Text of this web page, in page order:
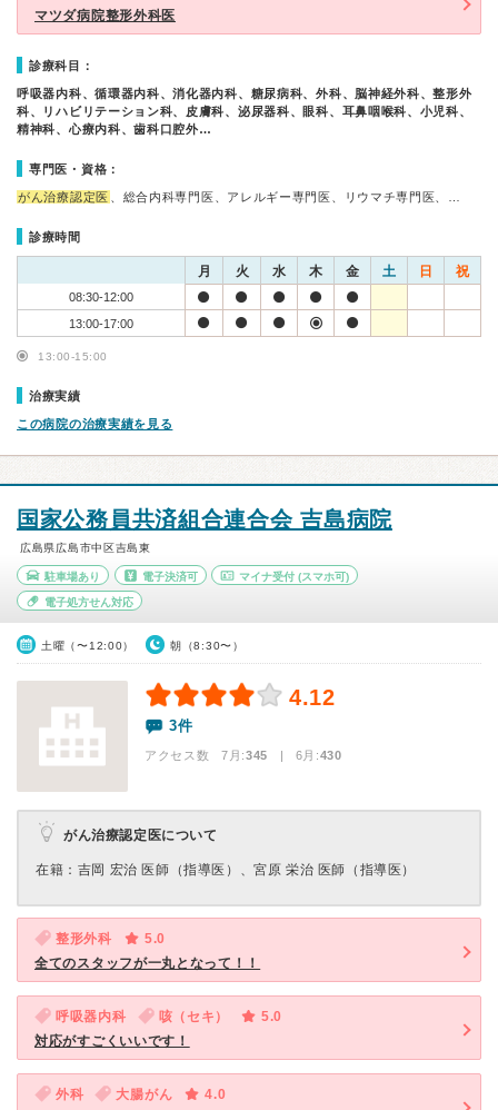
マツダ病院整形外科医
診療科目：
呼吸器内科、循環器内科、消化器内科、糖尿病科、外科、脳神経外科、整形外
科、リハビリテーション科、皮膚科、泌尿器科、眼科、耳鼻咽喉科、小児科、
精神科、心療内科、歯科口腔外…
専門医・資格：
がん治療認定医 、総合内科専門医、アレルギー専門医、リウマチ専門医、…
診療時間
月 火 水 木 金 土 日 祝
08:30-12:00
13:00-17:00
13:00-15:00
治療実績
この病院の治療実績を見る
国家公務員共済組合連合会 吉島病院
広島県広島市中区吉島東
駐車場あり 電子決済可 マイナ受付 (スマホ可)
電子処方せん対応
土曜（〜12:00） 朝（8:30〜）
4.12
3件
アクセス数 7月:345 | 6月:430
がん治療認定医について
在籍：吉岡 宏治 医師（指導医）、宮原 栄治 医師（指導医）
整形外科
5.0
全てのスタッフが一丸となって！！
呼吸器内科 咳（セキ）
5.0
対応がすごくいいです！
外科 大腸がん
4.0